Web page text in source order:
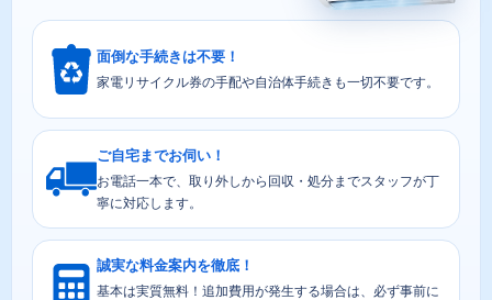
面倒な手続きは不要！
家電リサイクル券の手配や自治体手続きも一切不要です。
ご自宅までお伺い！
お電話一本で、取り外しから回収・処分までスタッフが丁
寧に対応します。
誠実な料金案内を徹底！
基本は実質無料！追加費用が発生する場合は、必ず事前に